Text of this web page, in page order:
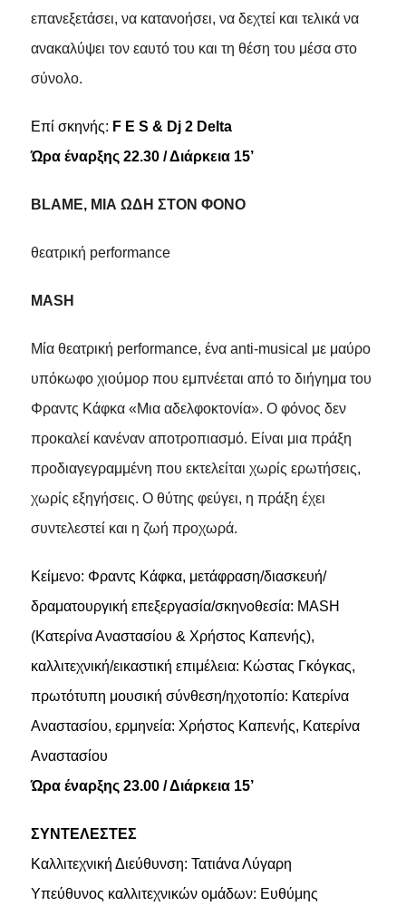
επανεξετάσει, να κατανοήσει, να δεχτεί και τελικά να
ανακαλύψει τον εαυτό του και τη θέση του μέσα στο
σύνολο.
Επί σκηνής: F E S & Dj 2 Delta
Ώρα έναρξης 22.30 / Διάρκεια 15’
BLAME, ΜΙΑ ΩΔΗ ΣΤΟΝ ΦΟΝΟ
θεατρική performance
MASH
Μία θεατρική performance, ένα anti-musical με μαύρο
υπόκωφο χιούμορ που εμπνέεται από το διήγημα του
Φραντς Κάφκα «Μια αδελφοκτονία». Ο φόνος δεν
προκαλεί κανέναν αποτροπιασμό. Είναι μια πράξη
προδιαγεγραμμένη που εκτελείται χωρίς ερωτήσεις,
χωρίς εξηγήσεις. Ο θύτης φεύγει, η πράξη έχει
συντελεστεί και η ζωή προχωρά.
Κείμενο: Φραντς Κάφκα, μετάφραση/διασκευή/
δραματουργική επεξεργασία/σκηνοθεσία: MASH
(Κατερίνα Αναστασίου & Χρήστος Καπενής),
καλλιτεχνική/εικαστική επιμέλεια: Κώστας Γκόγκας,
πρωτότυπη μουσική σύνθεση/ηχοτοπίο: Κατερίνα
Αναστασίου, ερμηνεία: Χρήστος Καπενής, Κατερίνα
Αναστασίου
Ώρα έναρξης 23.00 / Διάρκεια 15’
ΣΥΝΤΕΛΕΣΤΕΣ
Καλλιτεχνική Διεύθυνση: Τατιάνα Λύγαρη
Υπεύθυνος καλλιτεχνικών ομάδων: Ευθύμης